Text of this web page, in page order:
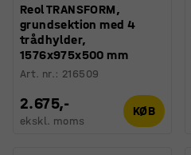
Reol TRANSFORM,
grundsektion med 4
trådhylder,
1576x975x500 mm
Art. nr.: 216509
2.675,-
ekskl. moms
KØB